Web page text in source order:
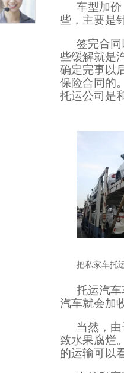
车型加
些，主要是
签完合
些缓解就是
确定完事以
保险合同的
托运公司是
把私家车托
托运汽
汽车就会加
当然，
致水果腐烂
的运输可以